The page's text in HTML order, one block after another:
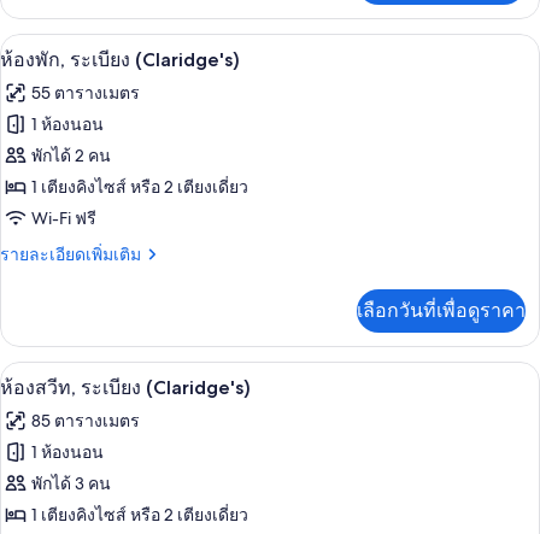
เกี่ยว
กับ
ห้อง
ระเบียง
(Mayfair)
เปิด
ภาพถ่าย
ทั้งหมด
ของ
ห้อง
พัก,
ระเบียง
ห้องพัก, ระเบียง (Claridge's) | เครื่อ
7
ห้องพัก, ระเบียง (Claridge's)
55 ตารางเมตร
1 ห้องนอน
พักได้ 2 คน
1 เตียงคิงไซส์ หรือ 2 เตียงเดี่ยว
Wi-Fi ฟรี
รายละเอียดเพิ่มเติม
ราย
เกี่ยว
กับ
ห้อง
ระเบียง
(Claridge's)
เลือกวันที่เพื่อดูราคา
เปิด
ภาพถ่าย
ทั้งหมด
ของ
ห้อง
ห้องสวีท, ระเบียง (Claridge's) | เครื่
4
ห้องสวีท, ระเบียง (Claridge's)
85 ตารางเมตร
1 ห้องนอน
พักได้ 3 คน
1 เตียงคิงไซส์ หรือ 2 เตียงเดี่ยว